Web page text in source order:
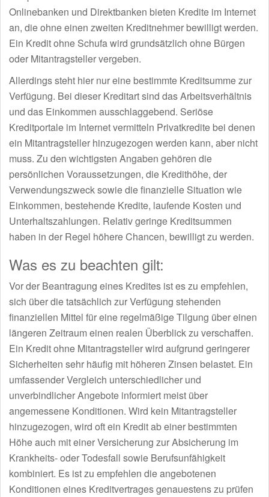
Onlinebanken und Direktbanken bieten Kredite im Internet
an, die ohne einen zweiten Kreditnehmer bewilligt werden.
Ein Kredit ohne Schufa wird grundsätzlich ohne Bürgen
oder Mitantragsteller vergeben.
Allerdings steht hier nur eine bestimmte Kreditsumme zur
Verfügung. Bei dieser Kreditart sind das Arbeitsverhältnis
und das Einkommen ausschlaggebend. Seriöse
Kreditportale im Internet vermitteln Privatkredite bei denen
ein Mitantragsteller hinzugezogen werden kann, aber nicht
muss. Zu den wichtigsten Angaben gehören die
persönlichen Voraussetzungen, die Kredithöhe, der
Verwendungszweck sowie die finanzielle Situation wie
Einkommen, bestehende Kredite, laufende Kosten und
Unterhaltszahlungen. Relativ geringe Kreditsummen
haben in der Regel höhere Chancen, bewilligt zu werden.
Was es zu beachten gilt:
Vor der Beantragung eines Kredites ist es zu empfehlen,
sich über die tatsächlich zur Verfügung stehenden
finanziellen Mittel für eine regelmäßige Tilgung über einen
längeren Zeitraum einen realen Überblick zu verschaffen.
Ein Kredit ohne Mitantragsteller wird aufgrund geringerer
Sicherheiten sehr häufig mit höheren Zinsen belastet. Ein
umfassender Vergleich unterschiedlicher und
unverbindlicher Angebote informiert meist über
angemessene Konditionen. Wird kein Mitantragsteller
hinzugezogen, wird oft ein Kredit ab einer bestimmten
Höhe auch mit einer Versicherung zur Absicherung im
Krankheits- oder Todesfall sowie Berufsunfähigkeit
kombiniert. Es ist zu empfehlen die angebotenen
Konditionen eines Kreditvertrages genauestens zu prüfen